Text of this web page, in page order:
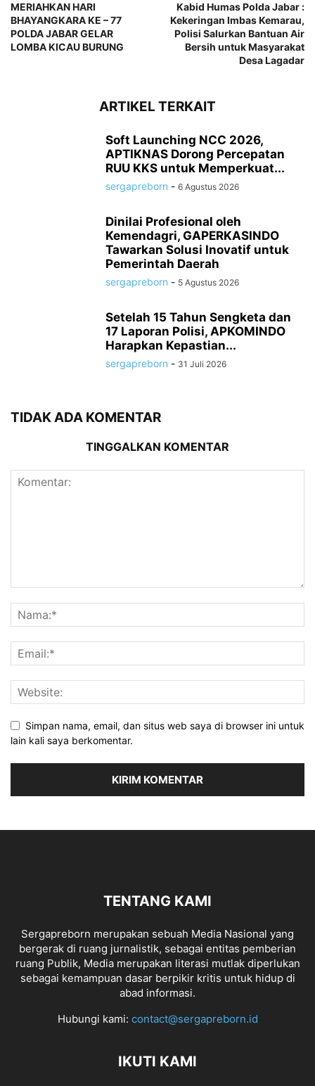
MERIAHKAN HARI
BHAYANGKARA KE – 77
POLDA JABAR GELAR
LOMBA KICAU BURUNG
Kabid Humas Polda Jabar :
Kekeringan Imbas Kemarau,
Polisi Salurkan Bantuan Air
Bersih untuk Masyarakat
Desa Lagadar
ARTIKEL TERKAIT
Soft Launching NCC 2026,
APTIKNAS Dorong Percepatan
RUU KKS untuk Memperkuat...
sergapreborn - 6 Agustus 2026
Dinilai Profesional oleh
Kemendagri, GAPERKASINDO
Tawarkan Solusi Inovatif untuk
Pemerintah Daerah
sergapreborn - 5 Agustus 2026
Setelah 15 Tahun Sengketa dan
17 Laporan Polisi, APKOMINDO
Harapkan Kepastian...
sergapreborn - 31 Juli 2026
TIDAK ADA KOMENTAR
TINGGALKAN KOMENTAR
Simpan nama, email, dan situs web saya di browser ini untuk
lain kali saya berkomentar.
TENTANG KAMI
Sergapreborn merupakan sebuah Media Nasional yang
bergerak di ruang jurnalistik, sebagai entitas pemberian
ruang Publik, Media merupakan literasi mutlak diperlukan
sebagai kemampuan dasar berpikir kritis untuk hidup di
abad informasi.
Hubungi kami: contact@sergapreborn.id
IKUTI KAMI